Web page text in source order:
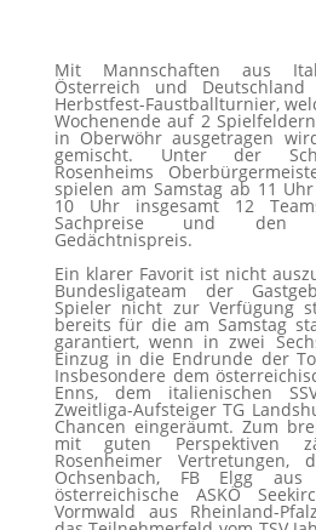
Mit Mannschaften aus
Österreich und
Herbstfest-Faustballturnier,
Wochenende auf 2
in Oberwöhr ausgetragen
gemischt. Unter der
Rosenheims
spielen am Samstag ab 11
10 Uhr insgesamt 12
Sachpreise und den
Gedächtnispreis.
Ein klarer Favorit ist nicht
Bundesligateam der
Spieler nicht zur Verfügung
bereits für die am Samstag
garantiert, wenn in zwei
Einzug in die Endrunde der
Insbesondere dem
Enns, dem italienischen
Zweitliga-Aufsteiger TG
Chancen eingeräumt. Zum
mit guten Perspektiven
Rosenheimer Vertretungen,
Ochsenbach, FB Elgg
österreichische ASKÖ
Vormwald aus Rheinland-